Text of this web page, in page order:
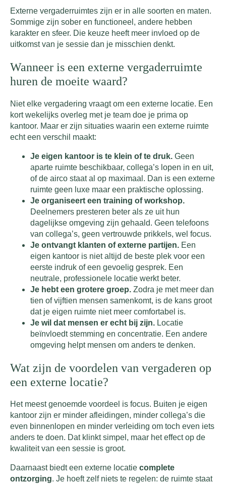
Externe vergaderruimtes zijn er in alle soorten en maten.
Sommige zijn sober en functioneel, andere hebben
karakter en sfeer. Die keuze heeft meer invloed op de
uitkomst van je sessie dan je misschien denkt.
Wanneer is een externe vergaderruimte
huren de moeite waard?
Niet elke vergadering vraagt om een externe locatie. Een
kort wekelijks overleg met je team doe je prima op
kantoor. Maar er zijn situaties waarin een externe ruimte
echt een verschil maakt:
Je eigen kantoor is te klein of te druk. Geen
aparte ruimte beschikbaar, collega’s lopen in en uit,
of de airco staat al op maximaal. Dan is een externe
ruimte geen luxe maar een praktische oplossing.
Je organiseert een training of workshop.
Deelnemers presteren beter als ze uit hun
dagelijkse omgeving zijn gehaald. Geen telefoons
van collega’s, geen vertrouwde prikkels, wel focus.
Je ontvangt klanten of externe partijen. Een
eigen kantoor is niet altijd de beste plek voor een
eerste indruk of een gevoelig gesprek. Een
neutrale, professionele locatie werkt beter.
Je hebt een grotere groep. Zodra je met meer dan
tien of vijftien mensen samenkomt, is de kans groot
dat je eigen ruimte niet meer comfortabel is.
Je wil dat mensen er echt bij zijn. Locatie
beïnvloedt stemming en concentratie. Een andere
omgeving helpt mensen om anders te denken.
Wat zijn de voordelen van vergaderen op
een externe locatie?
Het meest genoemde voordeel is focus. Buiten je eigen
kantoor zijn er minder afleidingen, minder collega’s die
even binnenlopen en minder verleiding om toch even iets
anders te doen. Dat klinkt simpel, maar het effect op de
kwaliteit van een sessie is groot.
Daarnaast biedt een externe locatie complete
ontzorging. Je hoeft zelf niets te regelen: de ruimte staat